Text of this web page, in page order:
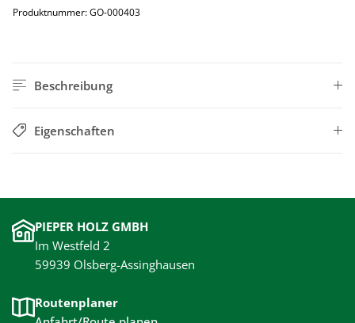
Produktnummer:GO-000403
Beschreibung
Eigenschaften
PIEPER HOLZ GMBH
Im Westfeld 2
59939 Olsberg-Assinghausen
Routenplaner